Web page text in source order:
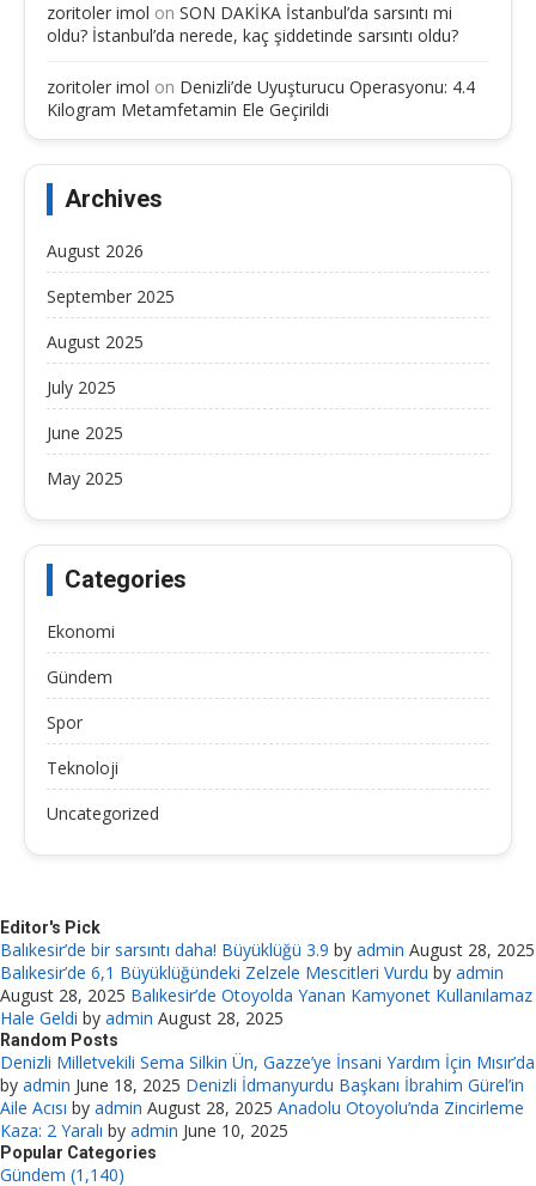
zoritoler imol on SON DAKİKA İstanbul’da sarsıntı mi
oldu? İstanbul’da nerede, kaç şiddetinde sarsıntı oldu?
zoritoler imol on Denizli’de Uyuşturucu Operasyonu: 4.4
Kilogram Metamfetamin Ele Geçirildi
Archives
August 2026
September 2025
August 2025
July 2025
June 2025
May 2025
Categories
Ekonomi
Gündem
Spor
Teknoloji
Uncategorized
Editor's Pick
Balıkesir’de bir sarsıntı daha! Büyüklüğü 3.9 by admin August 28, 2025
Balıkesir’de 6,1 Büyüklüğündeki Zelzele Mescitleri Vurdu by admin
August 28, 2025 Balıkesir’de Otoyolda Yanan Kamyonet Kullanılamaz
Hale Geldi by admin August 28, 2025
Random Posts
Denizli Milletvekili Sema Silkin Ün, Gazze’ye İnsani Yardım İçin Mısır’da
by admin June 18, 2025 Denizli İdmanyurdu Başkanı İbrahim Gürel’in
Aile Acısı by admin August 28, 2025 Anadolu Otoyolu’nda Zincirleme
Kaza: 2 Yaralı by admin June 10, 2025
Popular Categories
Gündem (1,140)